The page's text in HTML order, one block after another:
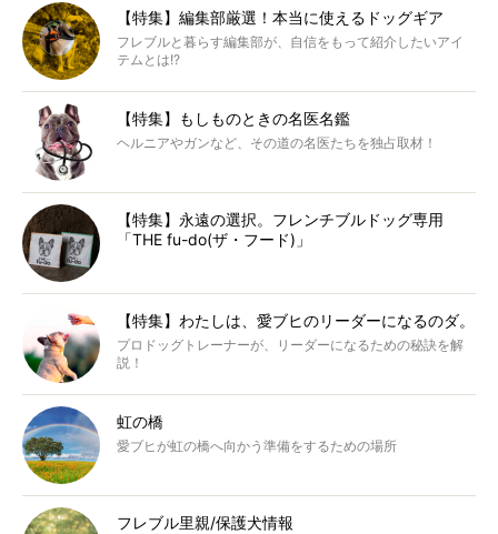
【特集】編集部厳選！本当に使えるドッグギア
フレブルと暮らす編集部が、自信をもって紹介したいアイ
テムとは!?
【特集】もしものときの名医名鑑
ヘルニアやガンなど、その道の名医たちを独占取材！
【特集】永遠の選択。フレンチブルドッグ専用
「THE fu-do(ザ・フード)」
【特集】わたしは、愛ブヒのリーダーになるのダ。
プロドッグトレーナーが、リーダーになるための秘訣を解
説！
虹の橋
愛ブヒが虹の橋へ向かう準備をするための場所
フレブル里親/保護犬情報